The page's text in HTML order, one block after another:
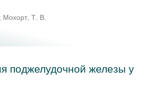
; Мохорт, Т. В.
поджелудочной железы у